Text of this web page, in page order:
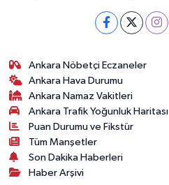
Ankara Nöbetçi Eczaneler
Ankara Hava Durumu
Ankara Namaz Vakitleri
Ankara Trafik Yoğunluk Haritası
Puan Durumu ve Fikstür
Tüm Manşetler
Son Dakika Haberleri
Haber Arşivi